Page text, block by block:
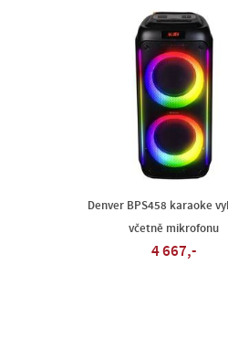
Denver BPS458 karaoke
včetně mikrofonu
4 667,-